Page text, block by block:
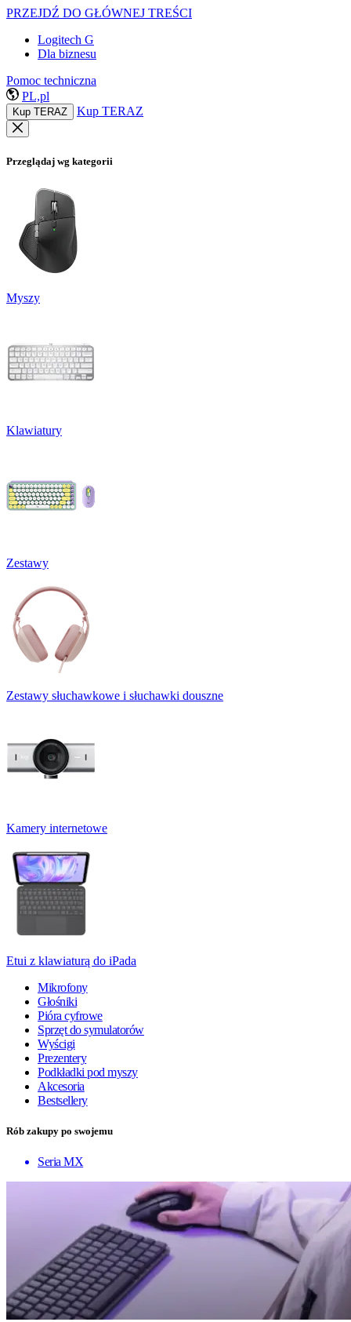
PRZEJDŹ DO GŁÓWNEJ TREŚCI
Logitech G
Dla biznesu
Pomoc techniczna
PL,pl
Kup TERAZ Kup TERAZ
Przeglądaj wg kategorii
Myszy
Klawiatury
Zestawy
Zestawy słuchawkowe i słuchawki douszne
Kamery internetowe
Etui z klawiaturą do iPada
Mikrofony
Głośniki
Pióra cyfrowe
Sprzęt do symulatorów
Wyścigi
Prezentery
Podkładki pod myszy
Akcesoria
Bestsellery
Rób zakupy po swojemu
Seria MX